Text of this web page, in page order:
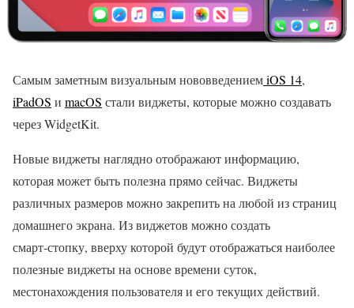
Самым заметным визуальным нововведениемiOS 14,
iPadOS и macOS стали виджеты, которые можно создавать
через WidgetKit.
Новые виджеты наглядно отображают информацию,
которая может быть полезна прямо сейчас. Виджеты
различных размеров можно закрепить на любой из страниц
домашнего экрана. Из виджетов можно создать
смарт‑стопку, вверху которой будут отображаться наиболее
полезные виджеты на основе времени суток,
местонахождения пользователя и его текущих действий.